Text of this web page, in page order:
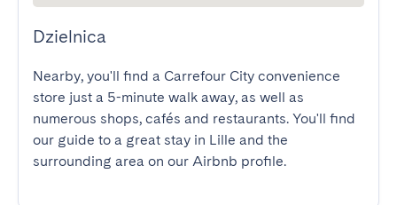
Dzielnica
Nearby, you'll find a Carrefour City convenience
store just a 5-minute walk away, as well as
numerous shops, cafés and restaurants. You'll find
our guide to a great stay in Lille and the
surrounding area on our Airbnb profile.